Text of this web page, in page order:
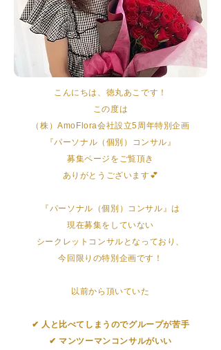
こんにちは、徳丸あこです！
この度は
（株）AmoFlora会社設立5周年特別企画
『パーソナル（個別）コンサル』
募集ページをご覧頂き
ありがとうございます💕
『パーソナル（個別）コンサル』は
​現在募集をしていない
シークレットコンサルとなっており、
今回限りの特別企画です！​
以前から頂いていた
✔︎ 人と比べてしまうのでグループが苦手
✔︎ マンツーマンコンサルがいい